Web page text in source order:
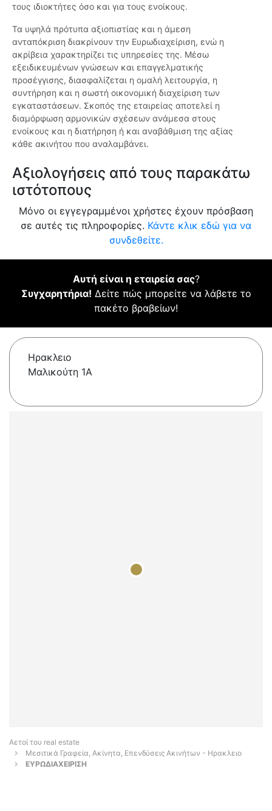
τους ιδιοκτήτες όσο και για τους ενοίκους.
Τα υψηλά πρότυπα αξιοπιστίας και η άμεση
ανταπόκριση διακρίνουν την Ευρωδιαχείριση, ενώ η
ακρίβεια χαρακτηρίζει τις υπηρεσίες της. Μέσω
εξειδικευμένων γνώσεων και επαγγελματικής
προσέγγισης, διασφαλίζεται η ομαλή λειτουργία, η
συντήρηση και η σωστή οικονομική διαχείριση των
εγκαταστάσεων. Σκοπός της εταιρείας αποτελεί η
διαμόρφωση αρμονικών σχέσεων ανάμεσα στους
ενοίκους και η διατήρηση ή και αναβάθμιση της αξίας
κάθε ακινήτου που αναλαμβάνει.
Αξιολογήσεις από τους παρακάτω
ιστότοπους
Μόνο οι εγγεγραμμένοι χρήστες έχουν πρόσβαση
σε αυτές τις πληροφορίες. Κάντε κλικ εδώ για να
συνδεθείτε.
Αυτή είναι η εταιρεία σας?
Συγχαρητήρια! Δείτε πώς μπορείτε να λάβετε το
πακέτο βραβείων!
Ηρακλειο
Μαλικούτη 1Α
Αετοί του real estate
Μεσιτικά Γραφεία, Ακίνητα, Επενδύσεις Ακινήτων - Ηρακλειο
ΕΥΡΩΔΙΑΧΕΙΡΙΣΗ